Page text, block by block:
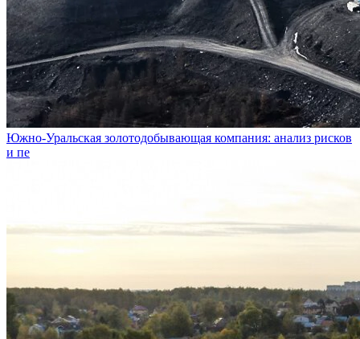
Южно-Уральская золотодобывающая компания: анализ рисков
и пе